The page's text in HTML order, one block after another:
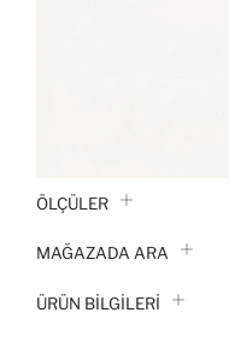
ÖLÇÜLER
MAĞAZADA ARA
ÜRÜN BILGILERI